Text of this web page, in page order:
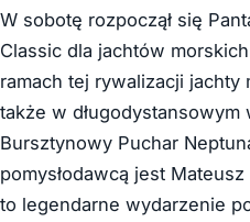
W sobotę rozpoczął się
Classic dla jachtów
ramach tej rywalizacji jachty
także w długodystansowym
Bursztynowy Puchar
pomysłodawcą jest
to legendarne wydarzenie